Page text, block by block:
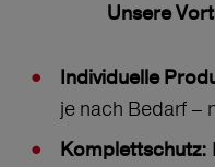
Unsere
Individuelle
je nach Bedarf –
Komplettschutz: